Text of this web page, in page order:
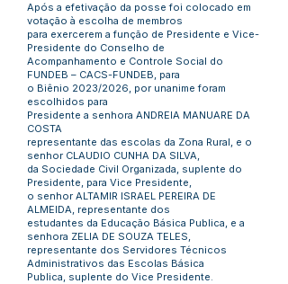
Após a efetivação da posse foi colocado em
votação à escolha de membros
para exercerem a função de Presidente e Vice-
Presidente do Conselho de
Acompanhamento e Controle Social do
FUNDEB – CACS-FUNDEB, para
o Biênio 2023/2026, por unanime foram
escolhidos para
Presidente a senhora ANDREIA MANUARE DA
COSTA
representante das escolas da Zona Rural, e o
senhor CLAUDIO CUNHA DA SILVA,
da Sociedade Civil Organizada, suplente do
Presidente, para Vice Presidente,
o senhor ALTAMIR ISRAEL PEREIRA DE
ALMEIDA, representante dos
estudantes da Educação Básica Publica, e a
senhora ZELIA DE SOUZA TELES,
representante dos Servidores Técnicos
Administrativos das Escolas Básica
Publica, suplente do Vice Presidente.